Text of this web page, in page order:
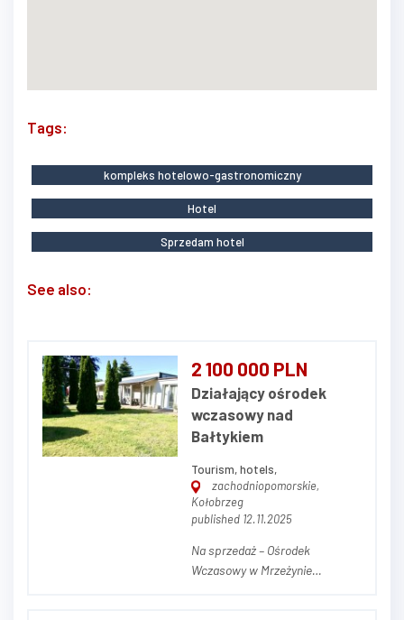
Tags:
kompleks hotelowo-gastronomiczny
Hotel
Sprzedam hotel
See also:
2 100 000 PLN
Działający ośrodek
wczasowy nad
Bałtykiem
Tourism, hotels,
zachodniopomorskie,
Kołobrzeg
published 12.11.2025
Na sprzedaż – Ośrodek
Wczasowy w Mrzeżynie